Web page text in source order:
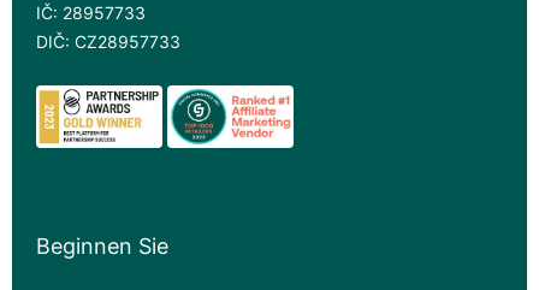
IČ: 28957733
DIČ: CZ28957733
Beginnen Sie